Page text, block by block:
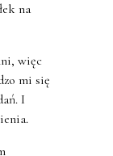
na
więc
mi się
I